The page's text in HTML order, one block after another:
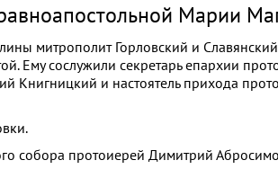
Марии
митрополит Горловский и
Ему сослужили секретарь епархии
Книгницкий и настоятель прихода
собора протоиерей Димитрий